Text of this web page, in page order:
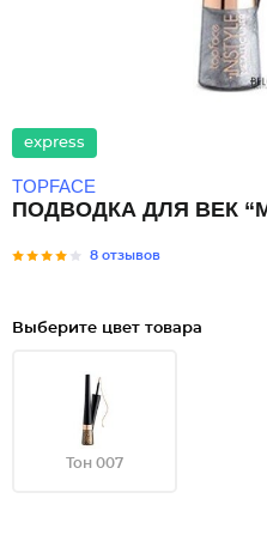
express
TOPFACE
ПОДВОДКА ДЛЯ ВЕК
8 отзывов
Выберите цвет товара
Тон 007